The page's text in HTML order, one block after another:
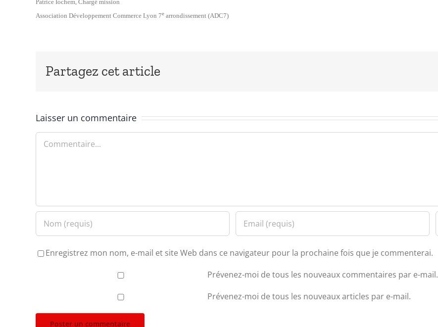
Patrice Iochem, Chargé mission
Association Développement Commerce Lyon 7e arrondissement (ADC7)
Partagez cet article
Laisser un commentaire
Commentaire
Enregistrez mon nom, e-mail et site Web dans ce navigateur pour la prochaine fois que je commenterai.
Prévenez-moi de tous les nouveaux commentaires par e-mail.
Prévenez-moi de tous les nouveaux articles par e-mail.